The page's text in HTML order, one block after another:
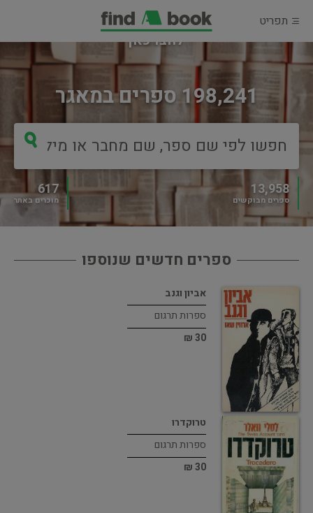
תפריט
198,241 ספרים במאגר
13,958
ספרים מבוקשים
617
מוכרים באתר
מוכרים ספר?
לחצו כאן
ספרים חדשים שנוספו
אביון וגנב
ספרות תרגום
30 ₪
טרוקדרו
ספרות תרגום
30 ₪